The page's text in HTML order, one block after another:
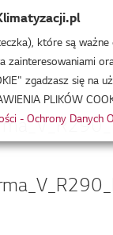
które są
zainteresowaniami
zgadzasz się
PLIKÓW
- Ochrony Danych